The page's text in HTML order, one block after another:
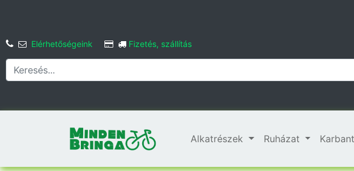
Elérhetőségeink Fizetés, szállítás
Alkatrészek Ruházat